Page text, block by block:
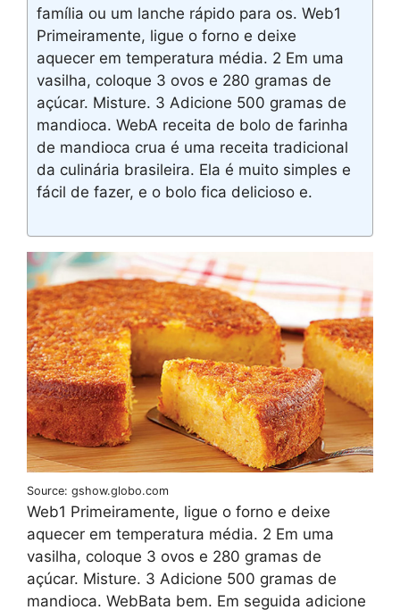
família ou um lanche rápido para os. Web1
Primeiramente, ligue o forno e deixe
aquecer em temperatura média. 2 Em uma
vasilha, coloque 3 ovos e 280 gramas de
açúcar. Misture. 3 Adicione 500 gramas de
mandioca. WebA receita de bolo de farinha
de mandioca crua é uma receita tradicional
da culinária brasileira. Ela é muito simples e
fácil de fazer, e o bolo fica delicioso e.
Source: gshow.globo.com
Web1 Primeiramente, ligue o forno e deixe
aquecer em temperatura média. 2 Em uma
vasilha, coloque 3 ovos e 280 gramas de
açúcar. Misture. 3 Adicione 500 gramas de
mandioca. WebBata bem. Em seguida adicione